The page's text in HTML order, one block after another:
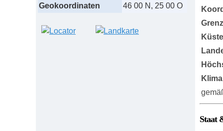
Geokoordinaten
46 00 N, 25 00 O
Klima
Staat